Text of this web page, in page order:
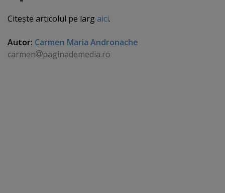
Citeşte articolul pe larg aici.
Autor: Carmen Maria Andronache
carmen
paginademedia.ro